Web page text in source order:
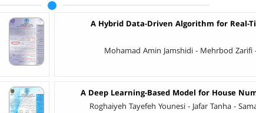
A Hybrid Data-Driven Algorithm for Real-
Mohamad Amin Jamshidi - Mehrbod
A Deep Learning-Based Model for House
Roghaiyeh Tayefeh Younesi - Jafar Tanha -